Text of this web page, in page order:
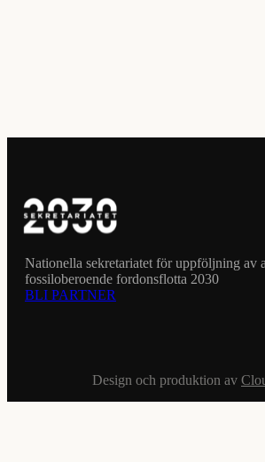
Nationella sekretariatet för uppföljning av
fossiloberoende fordonsflotta 2030
BLI PARTNER
Design och produktion av